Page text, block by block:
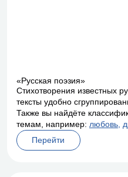
«Русская поэзия»
Стихотворения известных
тексты удобно
Также вы найдёте
темам, например: любовь,
Перейти